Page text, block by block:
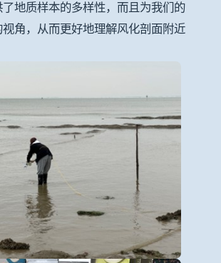
地质样本的多样性，而且为我们的
角，从而更好地理解风化剖面附近